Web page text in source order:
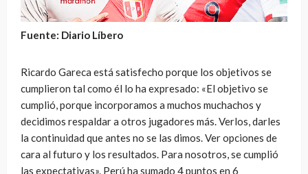
Fuente: Diario Líbero
Ricardo Gareca está satisfecho porque los objetivos se
cumplieron tal como él lo ha expresado: «El objetivo se
cumplió, porque incorporamos a muchos muchachos y
decidimos respaldar a otros jugadores más. Verlos, darles
la continuidad que antes no se las dimos. Ver opciones de
cara al futuro y los resultados. Para nosotros, se cumplió
las expectativas». Perú ha sumado 4 puntos en 6